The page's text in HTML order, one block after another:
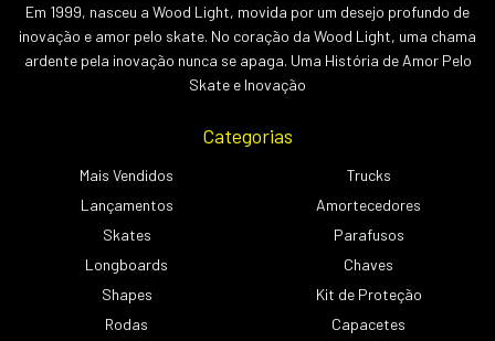
Em 1999, nasceu a Wood Light, movida por um desejo profundo de
inovação e amor pelo skate. No coração da Wood Light, uma chama
ardente pela inovação nunca se apaga. Uma História de Amor Pelo
Skate e Inovação
Categorias
Mais Vendidos
Lançamentos
Skates
Longboards
Shapes
Rodas
Trucks
Amortecedores
Parafusos
Chaves
Kit de Proteção
Capacetes